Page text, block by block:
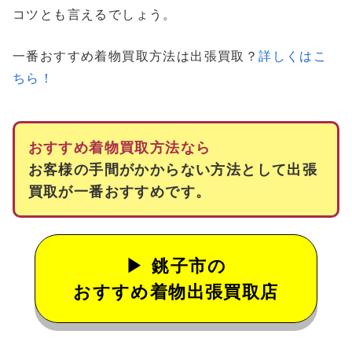
コツとも言えるでしょう。
一番おすすめ着物買取方法は出張買取？詳しくはこ
ちら！
おすすめ着物買取方法なら
お客様の手間がかからない方法として出張
買取が一番おすすめです。
銚子市の
おすすめ着物出張買取店